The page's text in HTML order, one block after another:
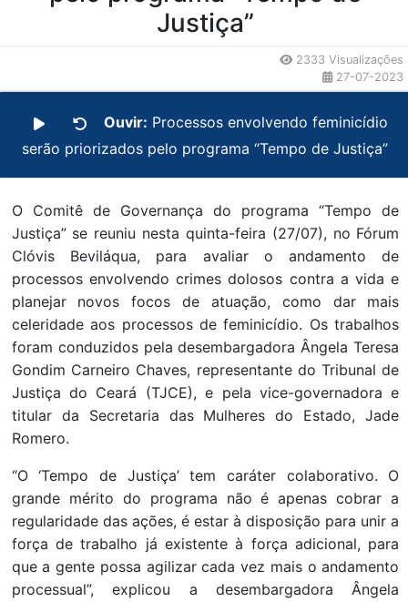
Justiça”
2333 Visualizações
27-07-2023
Ouvir: Processos envolvendo feminicídio
serão priorizados pelo programa “Tempo de Justiça”
O Comitê de Governança do programa “Tempo de
Justiça” se reuniu nesta quinta-feira (27/07), no Fórum
Clóvis Beviláqua, para avaliar o andamento de
processos envolvendo crimes dolosos contra a vida e
planejar novos focos de atuação, como dar mais
celeridade aos processos de feminicídio. Os trabalhos
foram conduzidos pela desembargadora Ângela Teresa
Gondim Carneiro Chaves, representante do Tribunal de
Justiça do Ceará (TJCE), e pela vice-governadora e
titular da Secretaria das Mulheres do Estado, Jade
Romero.
“O ‘Tempo de Justiça’ tem caráter colaborativo. O
grande mérito do programa não é apenas cobrar a
regularidade das ações, é estar à disposição para unir a
força de trabalho já existente à força adicional, para
que a gente possa agilizar cada vez mais o andamento
processual”, explicou a desembargadora Ângela